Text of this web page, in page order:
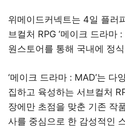
위메이드커넥트는 4일 플러
브컬처 RPG ‘메이크 드라마
원스토어를 통해 국내에 정
‘메이크 드라마 : MAD’는 다
집하고 육성하는 서브컬처
장에만 초점을 맞춘 기존 작
사를 중심으로 한 감성적인